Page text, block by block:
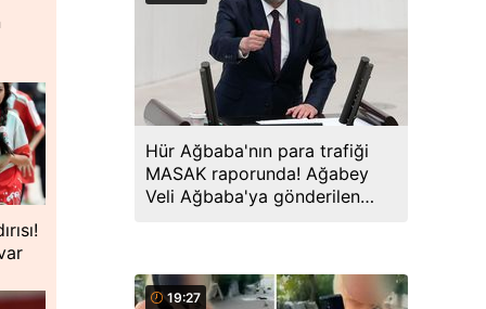
Hür Ağbaba'nın para trafiği
MASAK raporunda! Ağabey
Veli Ağbaba'ya gönderilen
19:27